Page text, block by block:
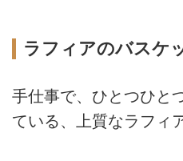
ラフィアのバスケ
手仕事で、ひとつひと
ている、上質なラフィ